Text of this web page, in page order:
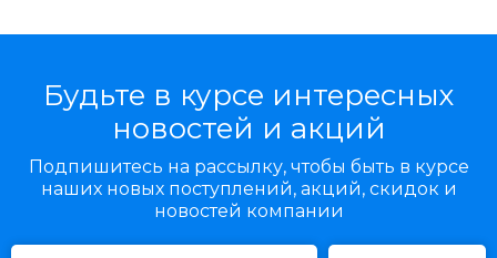
Будьте в курсе интересных
новостей и акций
Подпишитесь на рассылку, чтобы быть в курсе
наших новых поступлений, акций, скидок и
новостей компании